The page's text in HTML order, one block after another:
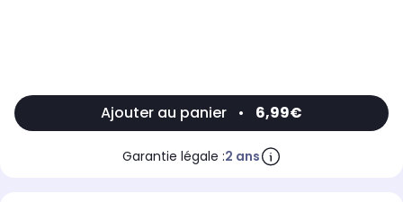
Ajouter au panier • 6,99€
Garantie légale :2 ans